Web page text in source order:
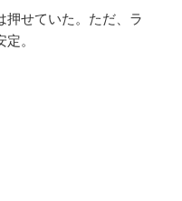
押せていた。ただ、ラ
。